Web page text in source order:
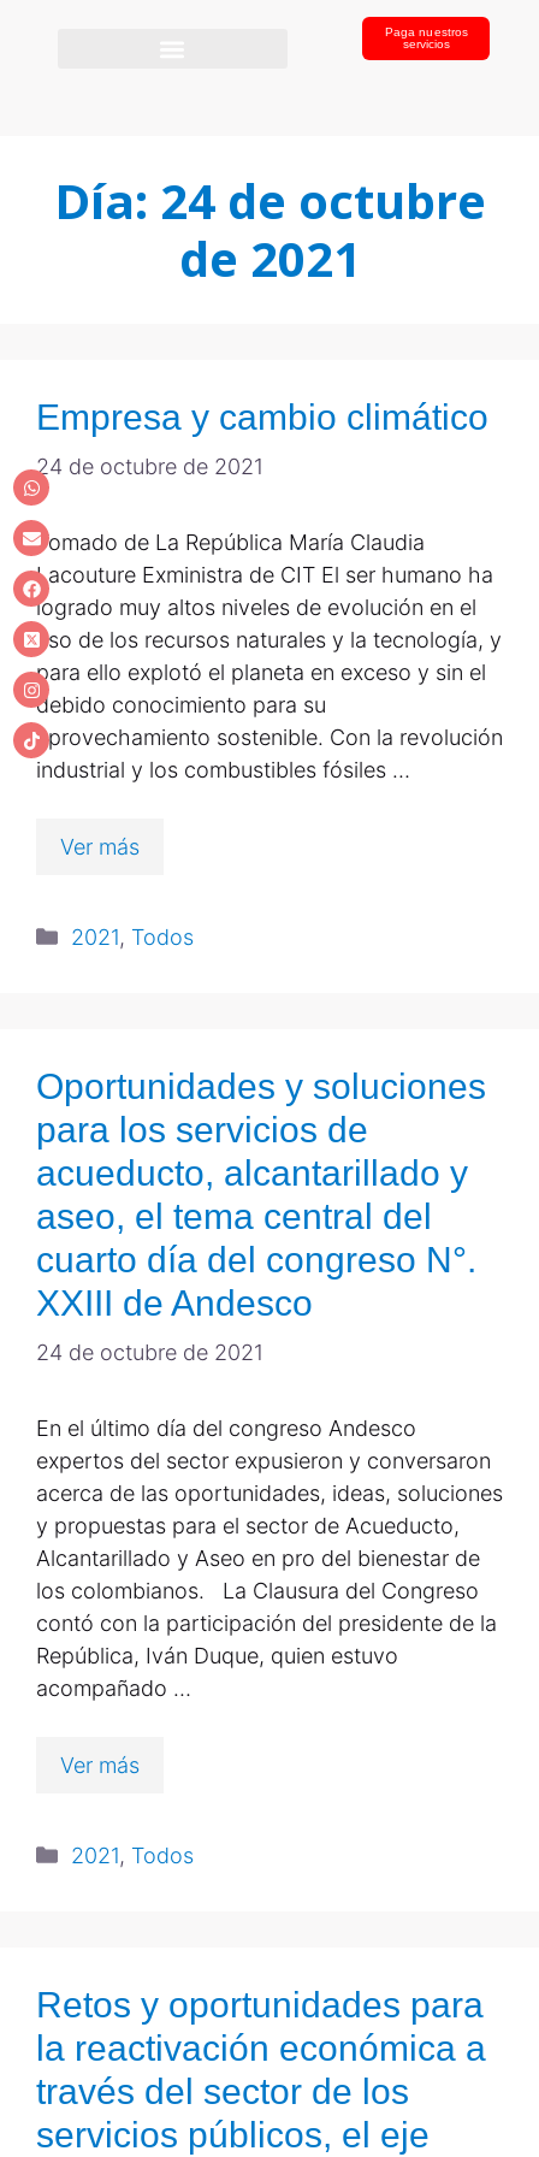
Paga nuestros
servicios
Día: 24 de octubre
de 2021
Empresa y cambio climático
24 de octubre de 2021
Tomado de La República María Claudia
Lacouture Exministra de CIT El ser humano ha
logrado muy altos niveles de evolución en el
uso de los recursos naturales y la tecnología, y
para ello explotó el planeta en exceso y sin el
debido conocimiento para su
aprovechamiento sostenible. Con la revolución
industrial y los combustibles fósiles …
Ver más
2021, Todos
Oportunidades y soluciones
para los servicios de
acueducto, alcantarillado y
aseo, el tema central del
cuarto día del congreso N°.
XXIII de Andesco
24 de octubre de 2021
En el último día del congreso Andesco
expertos del sector expusieron y conversaron
acerca de las oportunidades, ideas, soluciones
y propuestas para el sector de Acueducto,
Alcantarillado y Aseo en pro del bienestar de
los colombianos. La Clausura del Congreso
contó con la participación del presidente de la
República, Iván Duque, quien estuvo
acompañado …
Ver más
2021, Todos
Retos y oportunidades para
la reactivación económica a
través del sector de los
servicios públicos, el eje